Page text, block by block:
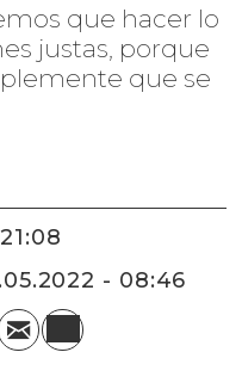
que hacer lo
justas, porque
que se
- 08:46